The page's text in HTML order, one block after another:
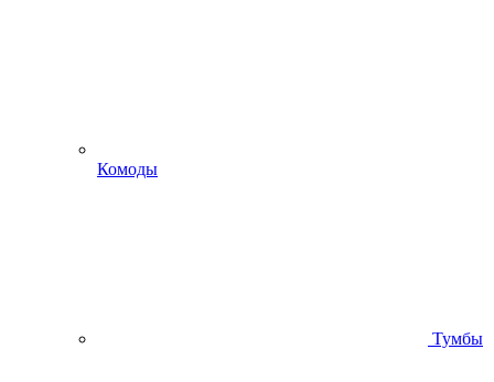
Комоды
Тумбы